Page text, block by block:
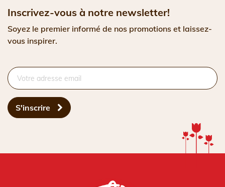
Inscrivez-vous à notre newsletter!
Soyez le premier informé de nos promotions et laissez-
vous inspirer.
S'inscrire